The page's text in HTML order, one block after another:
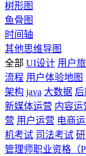
树形图
鱼骨图
时间轴
其他思维导图
全部 UI设计 用户
流程 用户体验地图
架构 java 大数据
新媒体运营 内容运
营 用户运营 电商
机考试 司法考试
管理师职业资格（